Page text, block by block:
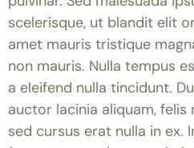
scelerisque, ut blandit elit
amet mauris tristique
non mauris. Nulla tempus
a eleifend nulla tincidunt.
auctor lacinia aliquam, felis
sed cursus erat nulla in ex.